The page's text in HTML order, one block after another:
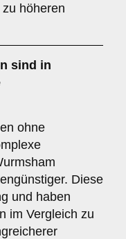
höheren
sind in
ohne
Diese
und haben
im Vergleich zu